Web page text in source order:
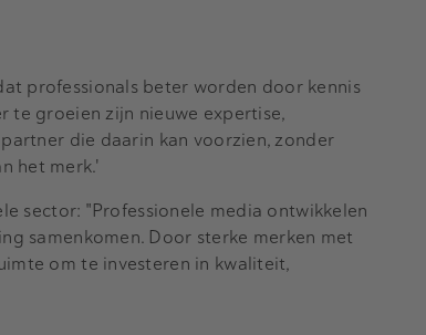
professionals beter worden door kennis
te groeien zijn nieuwe expertise,
die daarin kan voorzien, zonder
het merk.'
sector: "Professionele media ontwikkelen
samenkomen. Door sterke merken met
om te investeren in kwaliteit,